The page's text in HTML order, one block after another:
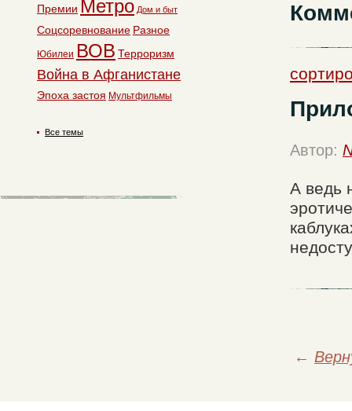
Автор:
А ведь
←
Премии Метро Дом и быт
Соцсоревнование Разное
Юбилеи ВОВ Терроризм
Война в Афганистане
Эпоха застоя Мультфильмы
Все темы